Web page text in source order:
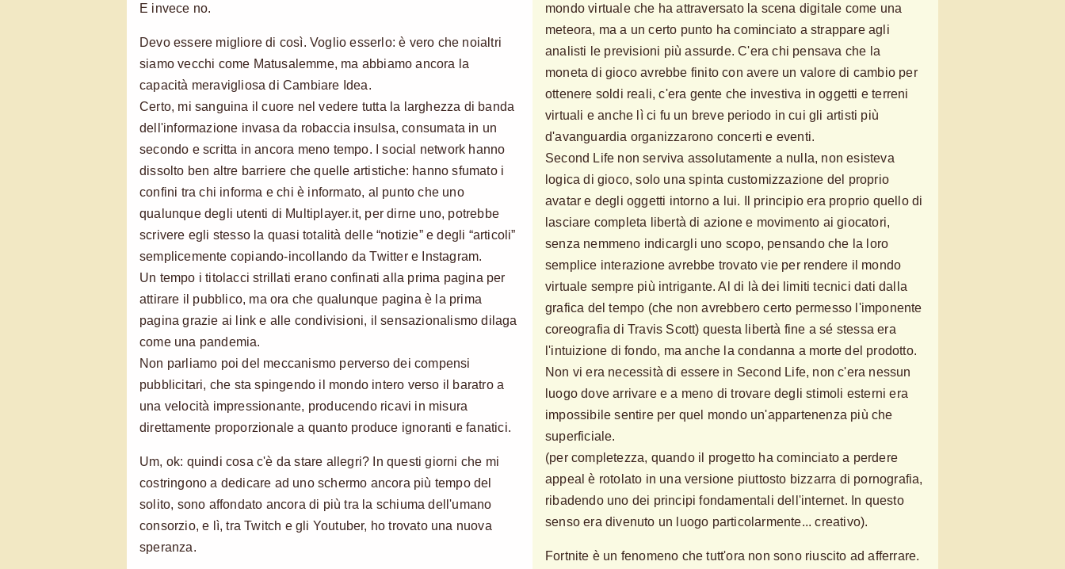
E invece no.
Devo essere migliore di così. Voglio esserlo: è vero che noialtri
siamo vecchi come Matusalemme, ma abbiamo ancora la
capacità meravigliosa di Cambiare Idea.
Certo, mi sanguina il cuore nel vedere tutta la larghezza di banda
dell'informazione invasa da robaccia insulsa, consumata in un
secondo e scritta in ancora meno tempo. I social network hanno
dissolto ben altre barriere che quelle artistiche: hanno sfumato i
confini tra chi informa e chi è informato, al punto che uno
qualunque degli utenti di Multiplayer.it, per dirne uno, potrebbe
scrivere egli stesso la quasi totalità delle “notizie” e degli “articoli”
semplicemente copiando-incollando da Twitter e Instagram.
Un tempo i titolacci strillati erano confinati alla prima pagina per
attirare il pubblico, ma ora che qualunque pagina è la prima
pagina grazie ai link e alle condivisioni, il sensazionalismo dilaga
come una pandemia.
Non parliamo poi del meccanismo perverso dei compensi
pubblicitari, che sta spingendo il mondo intero verso il baratro a
una velocità impressionante, producendo ricavi in misura
direttamente proporzionale a quanto produce ignoranti e fanatici.
Um, ok: quindi cosa c'è da stare allegri? In questi giorni che mi
costringono a dedicare ad uno schermo ancora più tempo del
solito, sono affondato ancora di più tra la schiuma dell'umano
consorzio, e lì, tra Twitch e gli Youtuber, ho trovato una nuova
speranza.
mondo virtuale che ha attraversato la scena digitale come una
meteora, ma a un certo punto ha cominciato a strappare agli
analisti le previsioni più assurde. C'era chi pensava che la
moneta di gioco avrebbe finito con avere un valore di cambio per
ottenere soldi reali, c'era gente che investiva in oggetti e terreni
virtuali e anche lì ci fu un breve periodo in cui gli artisti più
d'avanguardia organizzarono concerti e eventi.
Second Life non serviva assolutamente a nulla, non esisteva
logica di gioco, solo una spinta customizzazione del proprio
avatar e degli oggetti intorno a lui. Il principio era proprio quello di
lasciare completa libertà di azione e movimento ai giocatori,
senza nemmeno indicargli uno scopo, pensando che la loro
semplice interazione avrebbe trovato vie per rendere il mondo
virtuale sempre più intrigante. Al di là dei limiti tecnici dati dalla
grafica del tempo (che non avrebbero certo permesso l'imponente
coreografia di Travis Scott) questa libertà fine a sé stessa era
l'intuizione di fondo, ma anche la condanna a morte del prodotto.
Non vi era necessità di essere in Second Life, non c'era nessun
luogo dove arrivare e a meno di trovare degli stimoli esterni era
impossibile sentire per quel mondo un'appartenenza più che
superficiale.
(per completezza, quando il progetto ha cominciato a perdere
appeal è rotolato in una versione piuttosto bizzarra di pornografia,
ribadendo uno dei principi fondamentali dell'internet. In questo
senso era divenuto un luogo particolarmente... creativo).
Fortnite è un fenomeno che tutt'ora non sono riuscito ad afferrare.